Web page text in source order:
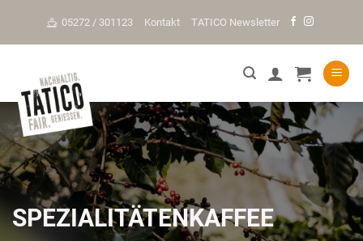
content
05272 / 301123 Kontakt TATICO Newsletter
SPEZIALITÄTENKAFFEE